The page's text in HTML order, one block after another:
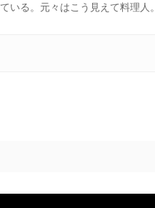
いる。元々はこう見えて料理人。